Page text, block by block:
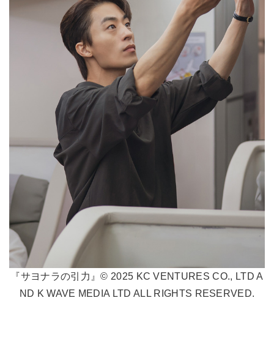
『サヨナラの引力』© 2025 KC VENTURES CO., LTD A
ND K WAVE MEDIA LTD ALL RIGHTS RESERVED.